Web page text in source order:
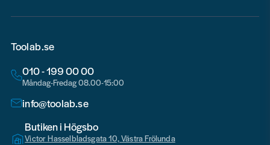
Toolab.se
010 - 199 00 00
Måndag-Fredag 08.00-15:00
info@toolab.se
Butiken i Högsbo
Victor Hasselbladsgata 10, Västra Frölunda